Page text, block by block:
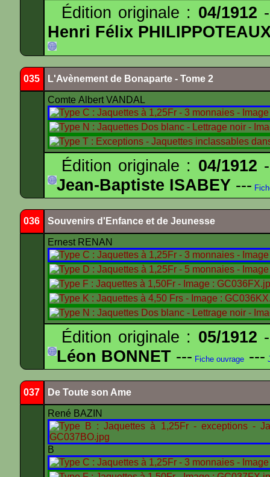
Édition originale : 04/1912
Henri Félix
035 L'Avènement de Bonaparte - Tome 2
Comte Albert VANDAL
Édition originale : 04/1912
Jean-Baptiste ISABEY ---
036 Souvenirs d'Enfance et de Jeunesse
Ernest RENAN
Édition originale : 05/1912
Léon BONNET --- Fiche ouvrage ---
037 De Toute son Ame
René BAZIN
B